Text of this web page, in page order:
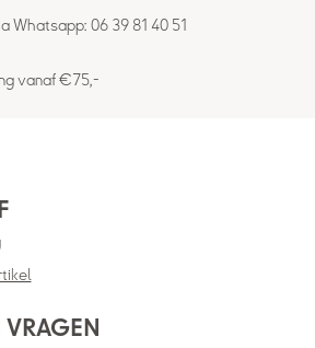
Whatsapp: 06 39 81 40 51
vanaf €75,-
VRAGEN